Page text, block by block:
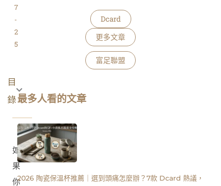
7
-
2
5
目
錄
如
果
你
Dcard
更多文章
富足聯盟
最多人看的文章
2026 陶瓷保溫杯推薦｜選到頭痛怎麼辦？7款 Dcard 熱議，